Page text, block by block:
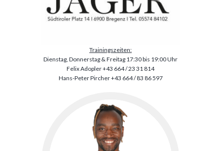
Trainingszeiten:
Dienstag, Donnerstag & Freitag 17:30 bis 19:00 Uhr
Felix Adopler +43 664 / 23 31 814
Hans-Peter Pircher +43 664 / 83 86 597